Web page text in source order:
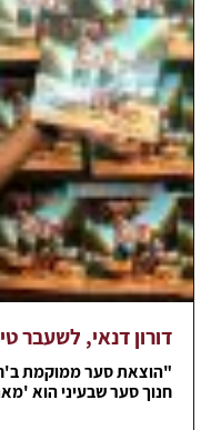
דורון דנאי, לשעבר
"הוצאת סער ממוקמת
חנוך סער שבעיני הוא